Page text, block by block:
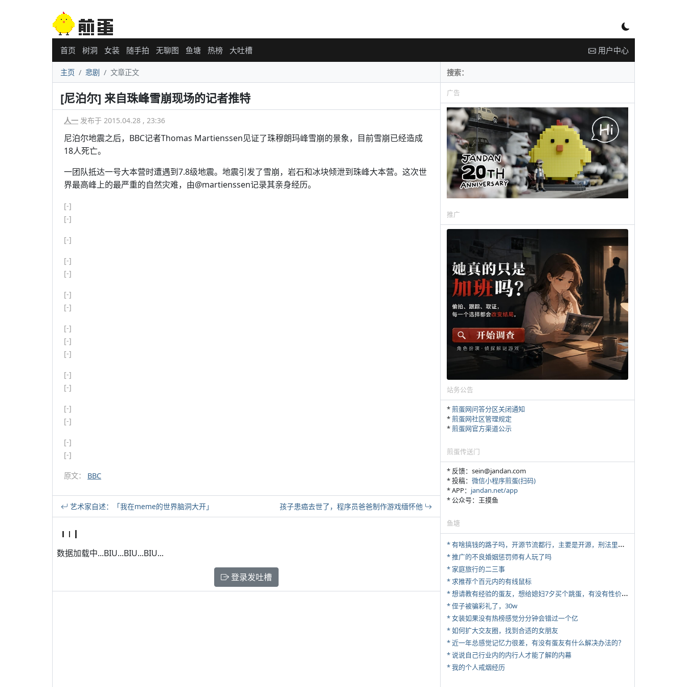
首页 树洞 女装 随手拍 无聊图 鱼塘 热榜 大吐槽 用户中心
主页 悲剧 文章正文
[尼泊尔] 来自珠峰雪崩现场的记者推特
人一 发布于 2015.04.28 , 23:36
尼泊尔地震之后，BBC记者Thomas Martienssen见证了珠穆朗玛峰雪崩的景象，目前雪崩已经造成
18人死亡。
一团队抵达一号大本营时遭遇到7.8级地震。地震引发了雪崩，岩石和冰块倾泄到珠峰大本营。这次世
界最高峰上的最严重的自然灾难，由@martienssen记录其亲身经历。
[-]
[-]
[-]
[-]
[-]
[-]
[-]
[-]
[-]
[-]
[-]
[-]
[-]
[-]
[-]
[-]
原文： BBC
艺术家自述：「我在meme的世界脑洞大开」 孩子患癌去世了，程序员爸爸制作游戏缅怀他
数据加载中...BIU...BIU...BIU...
登录发吐槽
广告
推广
站务公告
*煎蛋网问答分区关闭通知
*煎蛋网社区管理规定
*煎蛋网官方渠道公示
煎蛋传送门
* 反馈：sein@jandan.com
* 投稿： 微信小程序煎蛋(扫码)
* APP： jandan.net/app
* 公众号：王摸鱼
鱼塘
*
有啥搞钱的路子吗，开源节流都行，主要是开源，刑法里的咱不做
* 推广的不良婚姻惩罚师有人玩了吗
* 家庭旅行的二三事
* 求推荐个百元内的有线鼠标
*
想请教有经验的蛋友，想给媳妇7夕买个跳蛋，有没有性价比高的推荐
* 侄子被骗彩礼了，30w
* 女装如果没有热榜感觉分分钟会错过一个亿
* 如何扩大交友圈，找到合适的女朋友
* 近一年总感觉记忆力很差，有没有蛋友有什么解决办法的？
* 说说自己行业内的内行人才能了解的内幕
* 我的个人戒烟经历